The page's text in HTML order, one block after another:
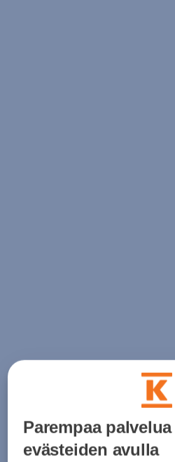
Parempaa palvelua
evästeiden avulla